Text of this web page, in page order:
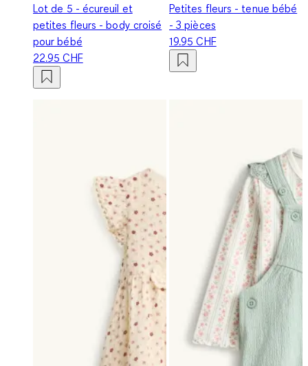
Lot de 5 - écureuil et
petites fleurs - body croisé
pour bébé
22.95 CHF
Petites fleurs - tenue bébé
- 3 pièces
19.95 CHF